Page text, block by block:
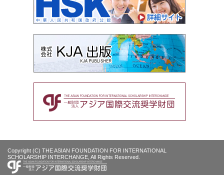
Copyright (C) THE ASIAN FOUNDATION FOR INTERNATIONAL
SCHOLARSHIP INTERCHANGE, All Rights Reserved.